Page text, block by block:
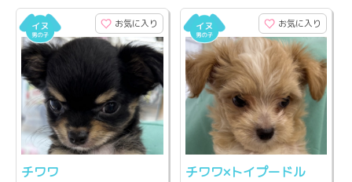
お気に入り
チワワ
お気に入り
チワワ×トイプードル